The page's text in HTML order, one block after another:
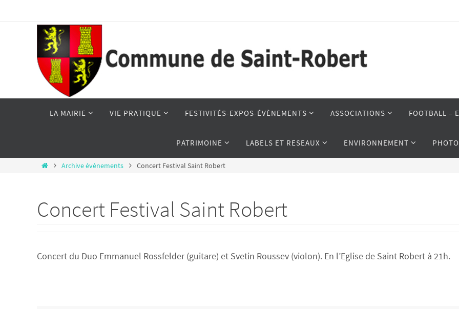
LA MAIRIE VIE PRATIQUE FESTIVITÉS-EXPOS-ÉVÈNEMENTS ASSOCIATIONS FOOTBALL –
PATRIMOINE LABELS ET RESEAUX ENVIRONNEMENT
Archive évènements Concert Festival Saint Robert
Concert Festival Saint Robert
Concert du Duo Emmanuel Rossfelder (guitare) et Svetin Roussev (violon). En l’Eglise de Saint Robert à 21h.